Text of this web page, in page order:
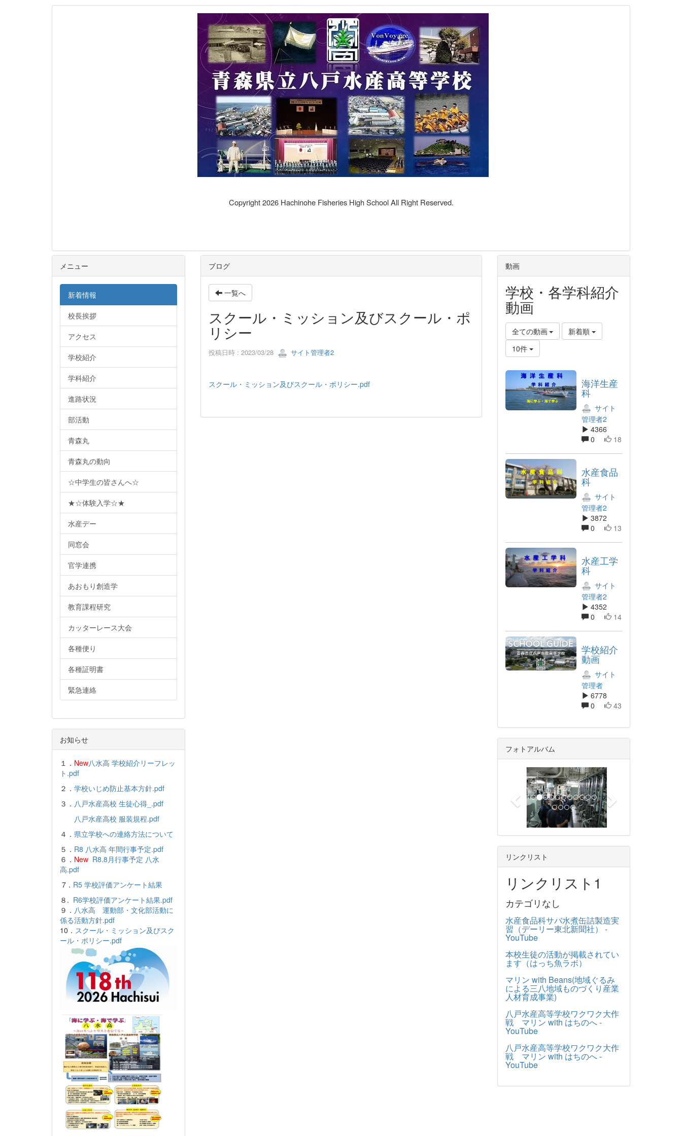
Copyright 2026 Hachinohe Fisheries High School All Right Reserved.
ブログ
一覧へ
スクール・ミッション及びスクール・ポ
リシー
投稿日時 : 2023/03/28 サイト管理者2
スクール・ミッション及びスクール・ポリシー.pdf
メニュー
新着情報
校長挨拶
アクセス
学校紹介
学科紹介
進路状況
部活動
青森丸
青森丸の動向
☆中学生の皆さんへ☆
★☆体験入学☆★
水産デー
同窓会
官学連携
あおもり創造学
教育課程研究
カッターレース大会
各種便り
各種証明書
緊急連絡
お知らせ
１． New八水高 学校紹介リーフレッ
ト.pdf
２． 学校いじめ防止基本方針.pdf
３． 八戸水産高校 生徒心得_.pdf
八戸水産高校 服装規程.pdf
４． 県立学校への連絡方法について
５． R8 八水高 年間行事予定.pdf
６． New R8.8月行事予定 八水
高.pdf
7． R5 学校評価アンケート結果
８. R6学校評価アンケート結果.pdf
９． 八水高 運動部・文化部活動に
係る活動方針.pdf
10． スクール・ミッション及びスク
ール・ポリシー.pdf
動画
学校・各学科紹介
動画
全ての動画
新着順
10件
海洋生産
科
サイト
管理者2
4366
0
18
水産食品
科
サイト
管理者2
3872
0
13
水産工学
科
サイト
管理者2
4352
0
14
学校紹介
動画
サイト
管理者
6778
0
43
フォトアルバム
e
o
u
x
リンクリスト
リンクリスト1
カテゴリなし
水産食品科サバ水煮缶詰製造実
習（デーリー東北新聞社） -
YouTube
本校生徒の活動が掲載されてい
ます（はっち魚ラボ）
マリン with Beans(地域ぐるみ
による三八地域ものづくり産業
人材育成事業)
八戸水産高等学校ワクワク大作
戦 マリン with はちのへ -
YouTube
八戸水産高等学校ワクワク大作
戦 マリン with はちのへ -
YouTube